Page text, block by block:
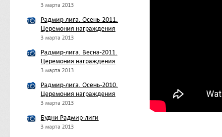
3 марта 2013
Радмир-лига. Осень-2011.
Церемония награждения
3 марта 2013
Радмир-лига. Весна-2011.
Церемония награждения
3 марта 2013
Радмир-лига. Осень-2010.
Церемония награждения
3 марта 2013
Будни Радмир-лиги
3 марта 2013